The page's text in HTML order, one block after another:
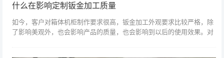
什么在影响定制钣金加工质量
如今，客户对箱体机柜制作要求很高，钣金加工外观要求比较严格，除
了影响美观外，也会影响产品的质量，也会影响到以后的使用效果。对